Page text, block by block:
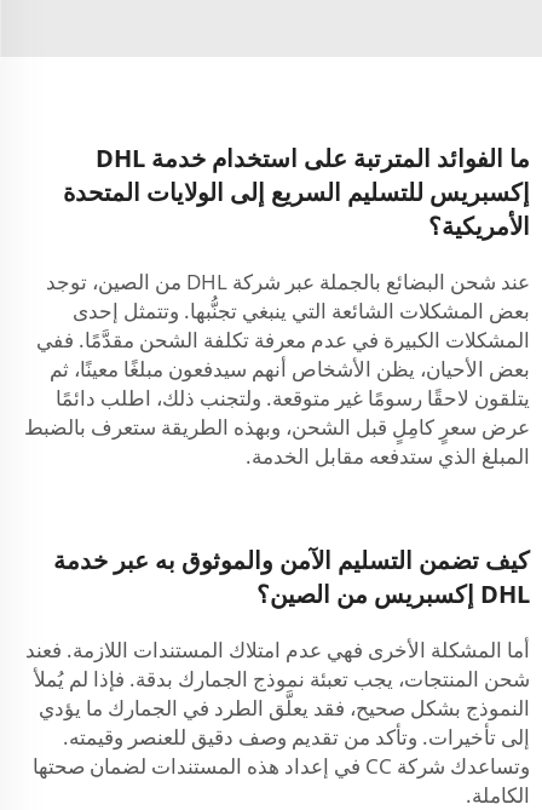
ما الفوائد المترتبة على استخدام خدمة DHL
إكسبريس للتسليم السريع إلى الولايات المتحدة
الأمريكية؟
عند شحن البضائع بالجملة عبر شركة DHL من الصين، توجد
بعض المشكلات الشائعة التي ينبغي تجنُّبها. وتتمثل إحدى
المشكلات الكبيرة في عدم معرفة تكلفة الشحن مقدَّمًا. ففي
بعض الأحيان، يظن الأشخاص أنهم سيدفعون مبلغًا معينًا، ثم
يتلقون لاحقًا رسومًا غير متوقعة. ولتجنب ذلك، اطلب دائمًا
عرض سعرٍ كامِلٍ قبل الشحن، وبهذه الطريقة ستعرف بالضبط
المبلغ الذي ستدفعه مقابل الخدمة.
كيف تضمن التسليم الآمن والموثوق به عبر خدمة
DHL إكسبريس من الصين؟
أما المشكلة الأخرى فهي عدم امتلاك المستندات اللازمة. فعند
شحن المنتجات، يجب تعبئة نموذج الجمارك بدقة. فإذا لم يُملأ
النموذج بشكل صحيح، فقد يعلَّق الطرد في الجمارك ما يؤدي
إلى تأخيرات. وتأكد من تقديم وصف دقيق للعنصر وقيمته.
وتساعدك شركة CC في إعداد هذه المستندات لضمان صحتها
الكاملة.